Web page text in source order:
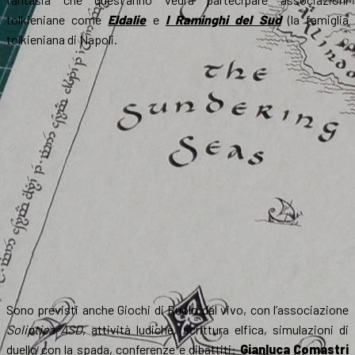
tolkieniane come Eldaliee I Raminghi del Sud(la famiglia
tolkieniana di Napoli.
Sono previsti anche Giochi di Ruolo dal vivo, con l’associazione
Soliptica ASD, attività ludiche, scrittura elfica, simulazioni di
duello con la spada, conferenze e dibattiti:Gianluca Comastri